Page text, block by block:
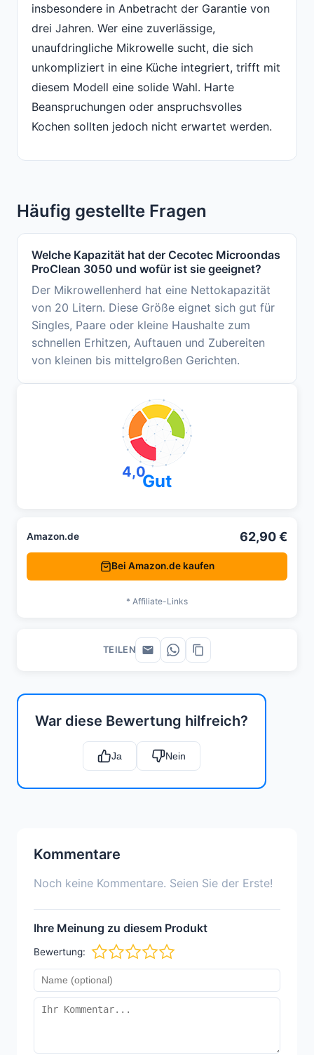
insbesondere in Anbetracht der Garantie von
drei Jahren. Wer eine zuverlässige,
unaufdringliche Mikrowelle sucht, die sich
unkompliziert in eine Küche integriert, trifft mit
diesem Modell eine solide Wahl. Harte
Beanspruchungen oder anspruchsvolles
Kochen sollten jedoch nicht erwartet werden.
Häufig gestellte Fragen
Welche Kapazität hat der Cecotec Microondas
ProClean 3050 und wofür ist sie geeignet?
Der Mikrowellenherd hat eine Nettokapazität
von 20 Litern. Diese Größe eignet sich gut für
Singles, Paare oder kleine Haushalte zum
schnellen Erhitzen, Auftauen und Zubereiten
von kleinen bis mittelgroßen Gerichten.
War diese Bewertung hilfreich?
Ja Nein
Kommentare
Noch keine Kommentare. Seien Sie der Erste!
Ihre Meinung zu diesem Produkt
Bewertung:
4,0Gut
Amazon.de 62,90 €
Bei Amazon.de kaufen
* Affiliate-Links
TEILEN